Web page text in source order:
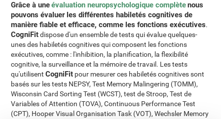
Grâce à uneévaluation neuropsychologique complètenous
pouvons évaluer les différentes habiletés cognitives de
manière fiable et efficace, comme les fonctions exécutives.
CogniFitdispose d'un ensemble de tests qui évalue quelques-
unes des habiletés cognitives qui composent les fonctions
exécutives, comme : l'inhibition, la planification, la flexibilité
cognitive, la surveillance et la mémoire de travail. Les tests
qu'utilisentCogniFit pour mesurer ces habiletés cognitives sont
basés sur les tests NEPSY, Test Memory Malingering (TOMM),
Wisconsin Card Sorting Test (WCST), test de Stroop, Test de
Variables of Attention (TOVA), Continuous Performance Test
(CPT), Hooper Visual Organisation Task (VOT), Wechsler Memory